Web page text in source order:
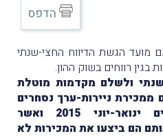
מועד הגשת הדיווח החצי-שנתי
רווחים בשוק ההון.
ולשלם מקדמות מוטלת
ממכירת ניירות-ערך נסחרים
וקרנות נאמנות בחודשים ינואר-יוני 2015 ואשר
הם ביצעו את המכירות לא